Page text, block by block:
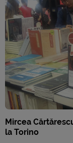
Mircea
la Torino